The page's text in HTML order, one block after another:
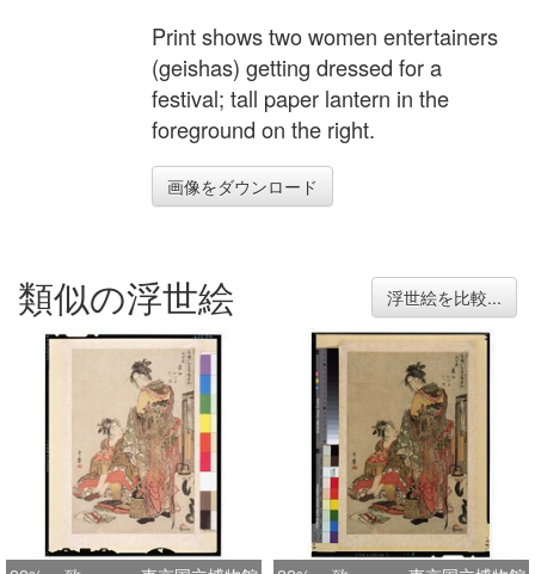
Print shows two women entertainers
(geishas) getting dressed for a
festival; tall paper lantern in the
foreground on the right.
画像をダウンロード
類似の浮世絵 浮世絵を比較...